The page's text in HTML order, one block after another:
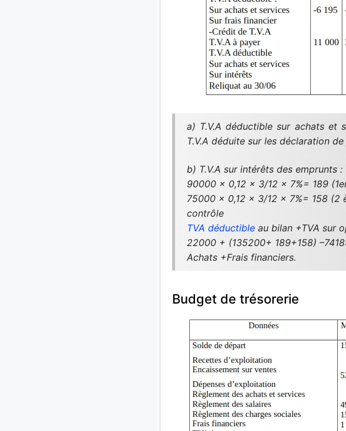
a) T.V.A déductible sur achats et
T.V.A déduite sur les déclaration
b) T.V.A sur intérêts des emprunts :
90000 x 0,12 x 3/12 x 7%= 189
75000 x 0,12 x 3/12 x 7%= 158 (2
contrôle
TVA déductible au bilan +TVA sur
22000 + (135200+ 189+158)
Achats +Frais financiers.
Budget de trésorerie